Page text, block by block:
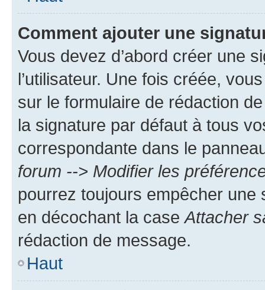
Comment ajouter une
Vous devez d’abord créer une
l’utilisateur. Une fois créée,
sur le formulaire de rédaction
la signature par défaut à tous
correspondante dans le
forum --> Modifier les
pourrez toujours empêcher une
en décochant la caseAttacher
rédaction de message.
Haut